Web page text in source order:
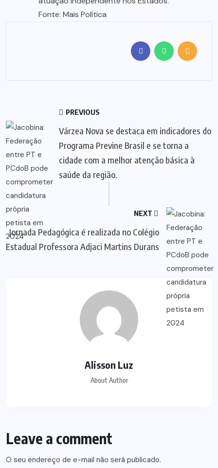
Fonte: Mais Política
PREVIOUS
Várzea Nova se destaca em indicadores do
Programa Previne Brasil e se torna a
cidade com a melhor atenção básica à
saúde da região.
NEXT
Jornada Pedagógica é realizada no Colégio
Estadual Professora Adjaci Martins Durans
Alisson Luz
About Author
Leave a comment
O seu endereço de e-mail não será publicado.